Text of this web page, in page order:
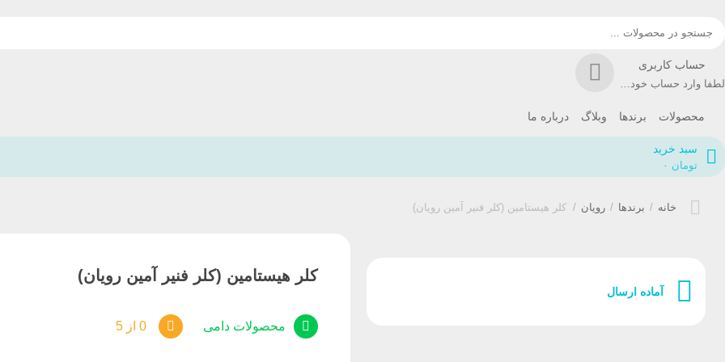
حساب کاربری
لطفا وارد حساب خود شوید!
محصولات برندها وبلاگ درباره ما
سبد خرید
۰ تومان
خانه / برندها / رویان / کلر هیستامین (کلر فنیر آمین رویان)
آماده ارسال
کلر هیستامین (کلر فنیر آمین رویان)
محصولات دامی 0 از 5